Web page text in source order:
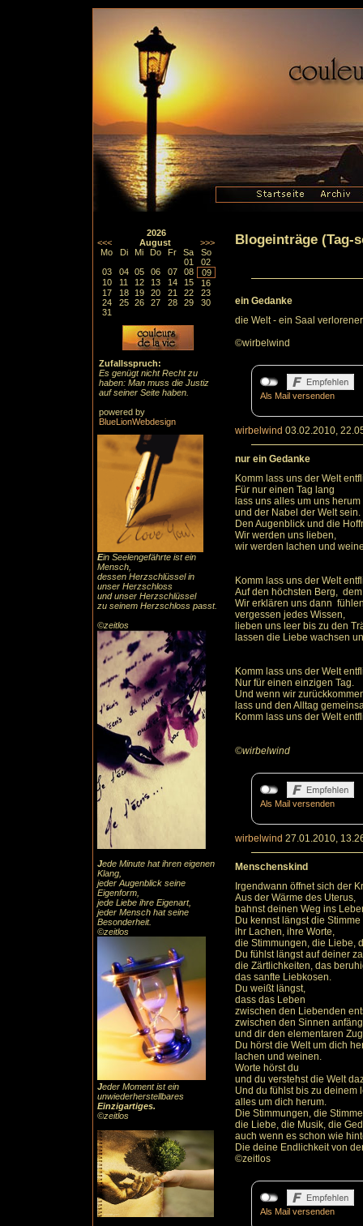
2026
<<<
August
>>>
Mo
Di Mi Do Fr Sa
So
01
02
03
04 05 06 07 08
09
10
11 12 13 14 15
16
17
18 19 20 21 22
23
24
25 26 27 28 29
30
31
Zufallsspruch:
Es genügt nicht Recht zu
haben: Man muss die Justiz
auf seiner Seite haben.
powered by
BlueLionWebdesign
Ein Seelengefährte ist ein
Mensch,
dessen Herzschlüssel in
unser Herzschloss
und unser Herzschlüssel
zu seinem Herzschloss passt.
©zeitlos
Jede Minute hat ihren eigenen
Klang,
jeder Augenblick seine
Eigenform,
jede Liebe ihre Eigenart,
jeder Mensch hat seine
Besonderheit.
©zeitlos
Jeder Moment ist ein
unwiederherstellbares
Einzigartiges.
©zeitlos
Blogeinträge (Tag-
ein Gedanke
die Welt - ein Saal
©wirbelwind
Als Mail versenden
wirbelwind 03.02.2010,
nur ein Gedanke
Komm lass uns der Welt
Für nur einen Tag lang
lass uns alles um uns
und der Nabel der Welt sein.
Den Augenblick und die
Wir werden uns lieben,
wir werden lachen und
Komm lass uns der Welt
Auf den höchsten Berg,
Wir erklären uns dann
vergessen jedes Wissen,
lieben uns leer bis zu den
lassen die Liebe wachsen
Komm lass uns der Welt
Nur für einen einzigen Tag.
Und wenn wir
lass und den Alltag
Komm lass uns der Welt
©wirbelwind
Als Mail versenden
wirbelwind 27.01.2010,
Menschenskind
Irgendwann öffnet sich der
Aus der Wärme des Uterus,
bahnst deinen Weg ins
Du kennst längst die Stimme
ihr Lachen, ihre Worte,
die Stimmungen, die Liebe,
Du fühlst längst auf deiner
die Zärtlichkeiten, das
das sanfte Liebkosen.
Du weißt längst,
dass das Leben
zwischen den Liebenden
zwischen den Sinnen
und dir den elementaren
Du hörst die Welt um dich
lachen und weinen.
Worte hörst du
und du verstehst die Welt
Und du fühlst bis zu deinem
alles um dich herum.
Die Stimmungen, die
die Liebe, die Musik, die
auch wenn es schon wie
Die deine Endlichkeit von
©zeitlos
Als Mail versenden